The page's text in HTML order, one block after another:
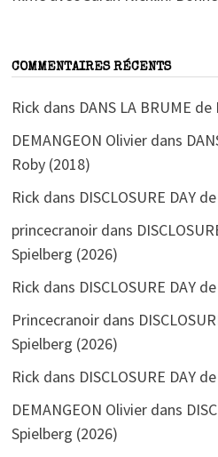
COMMENTAIRES RÉCENTS
Rick dans DANS LA BRUME
DEMANGEON Olivierdans
Roby (2018)
Rick dans DISCLOSURE DAY
princecranoirdans
Spielberg (2026)
Rick dans DISCLOSURE DAY
Princecranoirdans
Spielberg (2026)
Rick dans DISCLOSURE DAY
DEMANGEON Olivierdans
Spielberg (2026)